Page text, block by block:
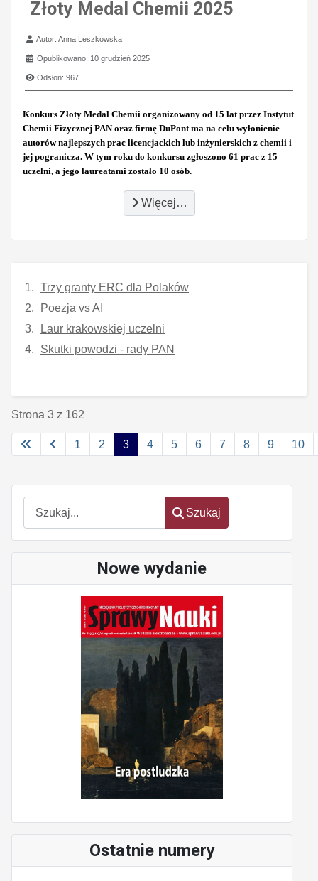
Szukaj
Szukaj
Nowe wydanie
Ostatnie numery
Złoty Medal Chemii 2025
Szczegóły
Autor:Anna Leszkowska
Opublikowano: 10 grudzień 2025
Odsłon: 967
Konkurs Złoty Medal Chemii organizowany od 15 lat przez Instytut
Chemii Fizycznej PAN oraz firmę DuPont ma na celu wyłonienie
autorów najlepszych prac licencjackich lub inżynierskich z chemii i
jej pogranicza. W tym roku do konkursu zgłoszono 61 prac z 15
uczelni, a jego laureatami zostało 10 osób.
Więcej…
Trzy granty ERC dla Polaków
Poezja vs AI
Laur krakowskiej uczelni
Skutki powodzi - rady PAN
Strona 3 z 162
1 2 3 4 5 6 7 8 9 10